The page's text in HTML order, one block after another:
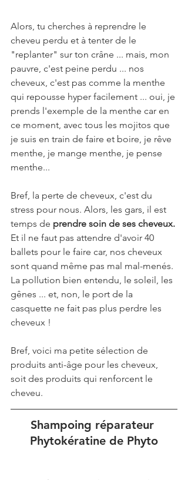
Alors, tu cherches à reprendre le
cheveu perdu et à tenter de le
"replanter" sur ton crâne ... mais, mon
pauvre, c'est peine perdu ... nos
cheveux, c'est pas comme la menthe
qui repousse hyper facilement ... oui, je
prends l'exemple de la menthe car en
ce moment, avec tous les mojitos que
je suis en train de faire et boire, je rêve
menthe, je mange menthe, je pense
menthe...
Bref, la perte de cheveux, c'est du
stress pour nous. Alors, les gars, il est
temps de prendre soin de ses cheveux.
Et il ne faut pas attendre d'avoir 40
ballets pour le faire car, nos cheveux
sont quand même pas mal mal-menés.
La pollution bien entendu, le soleil, les
gênes ... et, non, le port de la
casquette ne fait pas plus perdre les
cheveux !
Bref, voici ma petite sélection de
produits anti-âge pour les cheveux,
soit des produits qui renforcent le
cheveu.
Shampoing réparateur
Phytokératine de Phyto